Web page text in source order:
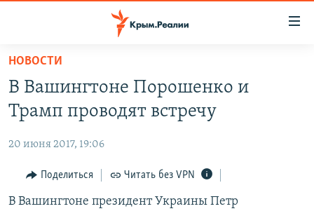
Вернуться
основному
содержанию
Вернутся
навигации
Вернутся
КАРТА ВОЕННЫХ ОБЪЕКТОВ КРЫМА
11 ЛЕТ ОККУПАЦИИ КРЫМА. 11 ИСТОРИЙ СОПРОТИВЛЕНИЯ
ВОДА
ИСТОРИЯ
ЕЩЕ
ИНТЕРАКТИВ
РАДІО СВОБОДА
НОВОСТИ
В Вашингтоне Порошенко и
Трамп проводят встречу
20 июня 2017, 19:06
Поделиться Читать без VPN
В Вашингтоне президент Украины Петр